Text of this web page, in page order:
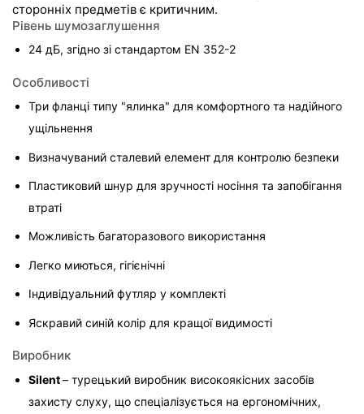
сторонніх предметів є критичним.
Рівень шумозаглушення
24 дБ, згідно зі стандартом EN 352-2
Особливості
Три фланці типу "ялинка" для комфортного та надійного
ущільнення
Визначуваний сталевий елемент для контролю безпеки
Пластиковий шнур для зручності носіння та запобігання
втраті
Можливість багаторазового використання
Легко миються, гігієнічні
Індивідуальний футляр у комплекті
Яскравий синій колір для кращої видимості
Виробник
Silent – турецький виробник високоякісних засобів
захисту слуху, що спеціалізується на ергономічних,